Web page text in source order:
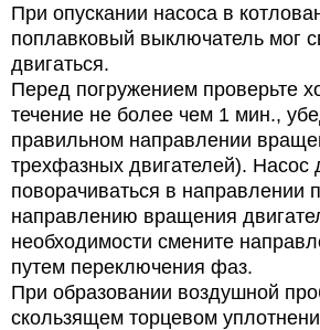
При опускании насоса в
поплавковый выключатель мог
двигаться.
Перед погружением проверьте
течение не более чем 1 мин.,
правильном направлении
трехфазных двигателей). Насос
поворачиваться в направлении
направлению вращения
необходимости смените
путем переключения фаз.
При образовании воздушной
скользящем торцевом